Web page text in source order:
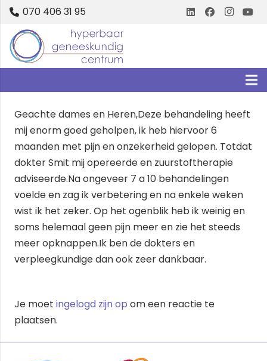
070 406 31 95
Geachte dames en Heren,Deze behandeling heeft
mij enorm goed geholpen, ik heb hiervoor 6
maanden met pijn en onzekerheid gelopen. Totdat
dokter Smit mij opereerde en zuurstoftherapie
adviseerde.Na ongeveer 7 a 10 behandelingen
voelde en zag ik verbetering en na enkele weken
wist ik het zeker. Op het ogenblik heb ik weinig en
soms helemaal geen pijn meer en zie het steeds
meer opknappen.Ik ben de dokters en
verpleegkundige dan ook zeer dankbaar.
Je moet ingelogd zijn op om een reactie te
plaatsen.